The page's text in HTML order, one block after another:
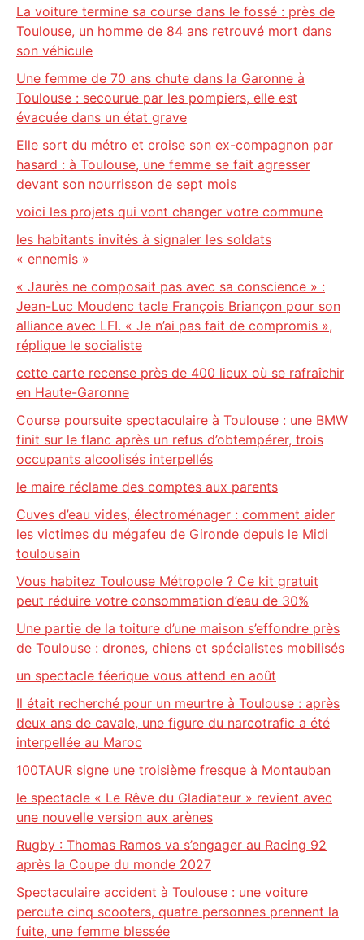
La voiture termine sa course dans le fossé : près de
Toulouse, un homme de 84 ans retrouvé mort dans
son véhicule
Une femme de 70 ans chute dans la Garonne à
Toulouse : secourue par les pompiers, elle est
évacuée dans un état grave
Elle sort du métro et croise son ex-compagnon par
hasard : à Toulouse, une femme se fait agresser
devant son nourrisson de sept mois
voici les projets qui vont changer votre commune
les habitants invités à signaler les soldats
« ennemis »
« Jaurès ne composait pas avec sa conscience » :
Jean-Luc Moudenc tacle François Briançon pour son
alliance avec LFI. « Je n’ai pas fait de compromis »,
réplique le socialiste
cette carte recense près de 400 lieux où se rafraîchir
en Haute-Garonne
Course poursuite spectaculaire à Toulouse : une BMW
finit sur le flanc après un refus d’obtempérer, trois
occupants alcoolisés interpellés
le maire réclame des comptes aux parents
Cuves d’eau vides, électroménager : comment aider
les victimes du mégafeu de Gironde depuis le Midi
toulousain
Vous habitez Toulouse Métropole ? Ce kit gratuit
peut réduire votre consommation d’eau de 30%
Une partie de la toiture d’une maison s’effondre près
de Toulouse : drones, chiens et spécialistes mobilisés
un spectacle féerique vous attend en août
Il était recherché pour un meurtre à Toulouse : après
deux ans de cavale, une figure du narcotrafic a été
interpellée au Maroc
100TAUR signe une troisième fresque à Montauban
le spectacle « Le Rêve du Gladiateur » revient avec
une nouvelle version aux arènes
Rugby : Thomas Ramos va s’engager au Racing 92
après la Coupe du monde 2027
Spectaculaire accident à Toulouse : une voiture
percute cinq scooters, quatre personnes prennent la
fuite, une femme blessée